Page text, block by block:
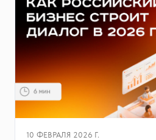
10 ФЕВРАЛЯ 2026 Г.